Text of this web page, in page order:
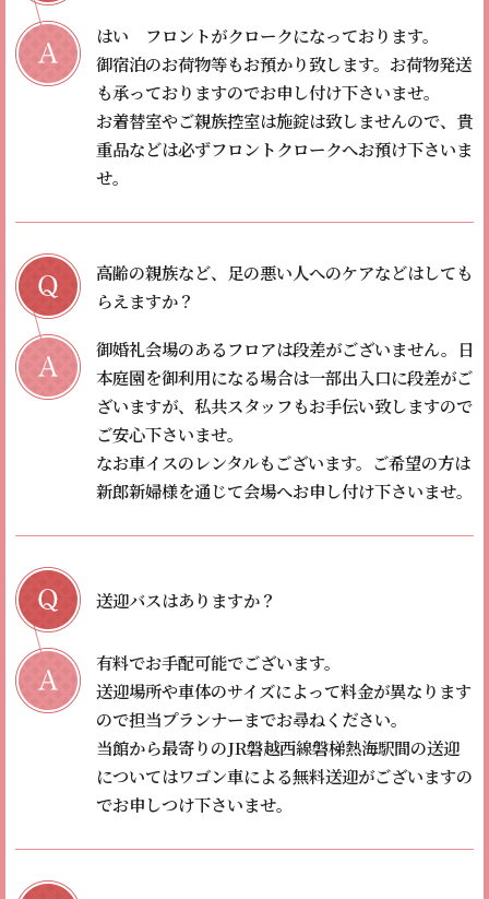
はい フロントがクロークになっております。
御宿泊のお荷物等もお預かり致します。 お荷物発送
も承っておりますのでお申し付け下さいませ。
お着替室やご親族控室は施錠は致しませんので、貴
重品などは必ずフロントクロークへお預け下さいま
せ。
高齢の親族など、足の悪い人へのケアなどはしても
らえますか？
御婚礼会場のあるフロアは段差がございません。 日
本庭園を御利用になる場合は一部出入口に段差がご
ざいますが、私共スタッフもお手伝い致しますので
ご安心下さいませ。
なお車イスのレンタルもございます。 ご希望の方は
新郎新婦様を通じて会場へお申し付け下さいませ。
送迎バスはありますか？
有料でお手配可能でございます。
送迎場所や車体のサイズによって料金が異なります
ので担当プランナーまでお尋ねください。
当館から最寄りのJR磐越西線磐梯熱海駅間の送迎
についてはワゴン車による無料送迎がございますの
でお申しつけ下さいませ。